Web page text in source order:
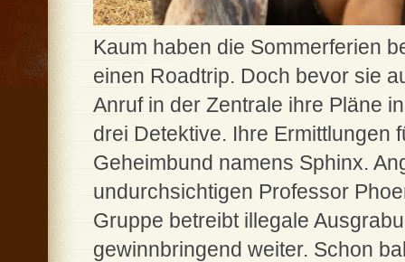
Kaum haben die Sommerferien
einen Roadtrip. Doch bevor sie
Anruf in der Zentrale ihre Pläne
drei Detektive. Ihre Ermittlungen
Geheimbund namens Sphinx.
undurchsichtigen Professor
Gruppe betreibt illegale
gewinnbringend weiter. Schon